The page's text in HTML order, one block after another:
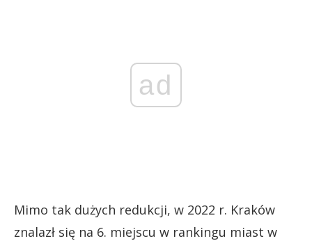
ad
Mimo tak dużych redukcji, w 2022 r. Kraków
znalazł się na 6. miejscu w rankingu miast w